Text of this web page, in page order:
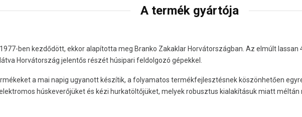
A termék gyártója
ben kezdődött, ekkor alapította meg Branko Zakaklar Horvátországban. Az elmúlt
Horvátország jelentős részét húsipari feldolgozó gépekkel.
a mai napig ugyanott készítik, a folyamatos termékfejlesztésnek köszönhetően
húskeverőjüket és kézi hurkatöltőjüket, melyek robusztus kialakításuk miatt